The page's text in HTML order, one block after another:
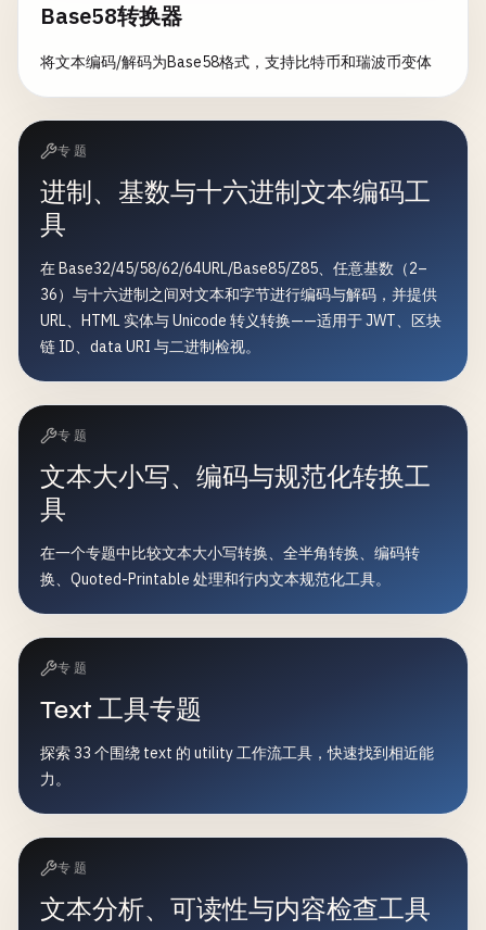
Base58转换器
将文本编码/解码为Base58格式，支持比特币和瑞波币变体
专题
进制、基数与十六进制文本编码工
具
在 Base32/45/58/62/64URL/Base85/Z85、任意基数（2–
36）与十六进制之间对文本和字节进行编码与解码，并提供
URL、HTML 实体与 Unicode 转义转换——适用于 JWT、区块
链 ID、data URI 与二进制检视。
专题
文本大小写、编码与规范化转换工
具
在一个专题中比较文本大小写转换、全半角转换、编码转
换、Quoted-Printable 处理和行内文本规范化工具。
专题
Text 工具专题
探索 33 个围绕 text 的 utility 工作流工具，快速找到相近能
力。
专题
文本分析、可读性与内容检查工具